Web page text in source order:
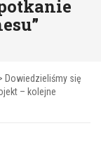
Dowiedzieliśmy się
– kolejne